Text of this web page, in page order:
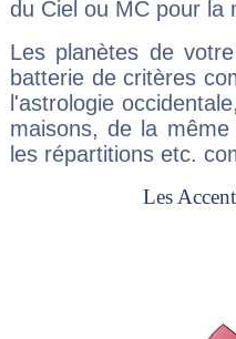
du Ciel ou MC pour la
Les planètes de
batterie de critères
l'astrologie
maisons, de la
les répartitions etc.